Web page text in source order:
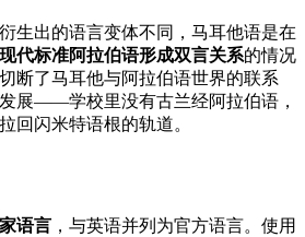
生出的语言变体不同，马耳他语是在
代标准阿拉伯语形成双言关系的情况
断了马耳他与阿拉伯语世界的联系
展——学校里没有古兰经阿拉伯语，
回闪米特语根的轨道。
语言 ，与英语并列为官方语言。使用